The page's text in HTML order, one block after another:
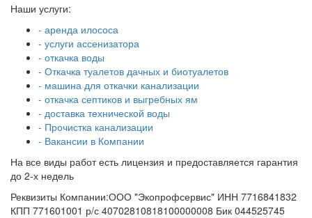
Наши услуги:
- аренда илососа
- услуги ассенизатора
- откачка воды
- Откачка туалетов дачных и биотуалетов
- машина для откачки канализации
- откачка септиков и выгребных ям
- доставка технической воды
- Прочистка канализации
- Вакансии в Компании
На все виды работ есть лицензия и предоставляется гарантия
до 2-х недель
Реквизиты Компании:ООО "Экопрофсервис" ИНН 7716841832
КПП 771601001 р/с 40702810818100000008 Бик 044525745